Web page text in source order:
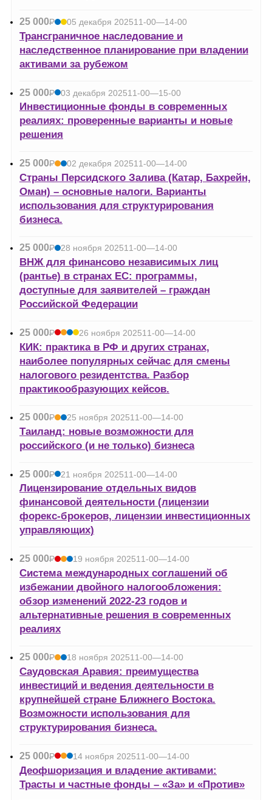
25 000Р
УБ.
05 декабря 202511-00—14-00
Трансграничное наследование и
наследственное планирование при владении
активами за рубежом
25 000Р
УБ.
03 декабря 202511-00—15-00
Инвестиционные фонды в современных
реалиях: проверенные варианты и новые
решения
25 000Р
УБ.
02 декабря 202511-00—14-00
Страны Персидского Залива (Катар, Бахрейн,
Оман) – основные налоги. Варианты
использования для структурирования
бизнеса.
25 000Р
УБ.
28 ноября 202511-00—14-00
ВНЖ для финансово независимых лиц
(рантье) в странах ЕС: программы,
доступные для заявителей – граждан
Российской Федерации
25 000Р
УБ.
26 ноября 202511-00—14-00
КИК: практика в РФ и других странах,
наиболее популярных сейчас для смены
налогового резидентства. Разбор
практикообразующих кейсов.
25 000Р
УБ.
25 ноября 202511-00—14-00
Таиланд: новые возможности для
российского (и не только) бизнеса
25 000Р
УБ.
21 ноября 202511-00—14-00
Лицензирование отдельных видов
финансовой деятельности (лицензии
форекс-брокеров, лицензии инвестиционных
управляющих)
25 000Р
УБ.
19 ноября 202511-00—14-00
Система международных соглашений об
избежании двойного налогообложения:
обзор изменений 2022-23 годов и
альтернативные решения в современных
реалиях
25 000Р
УБ.
18 ноября 202511-00—14-00
Саудовская Аравия: преимущества
инвестиций и ведения деятельности в
крупнейшей стране Ближнего Востока.
Возможности использования для
структурирования бизнеса.
25 000Р
УБ.
14 ноября 202511-00—14-00
Деофшоризация и владение активами:
Трасты и частные фонды – «За» и «Против»